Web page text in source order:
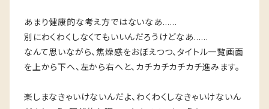
あまり健康的な考え方ではないなあ……
別にわくわくしなくてもいいんだろうけどなあ……
なんて思いながら、焦燥感をおぼえつつ、タイトル一覧画面
を上から下へ、左から右へと、カチカチカチカチ進みます。
楽しまなきゃいけないんだよ、わくわくしなきゃいけないん